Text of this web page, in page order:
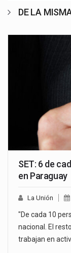
DE LA
SET: 6 de
en Paraguay
La Unión
"De cada 10
nacional. El
trabajan en